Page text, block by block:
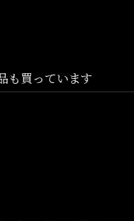
も買っています